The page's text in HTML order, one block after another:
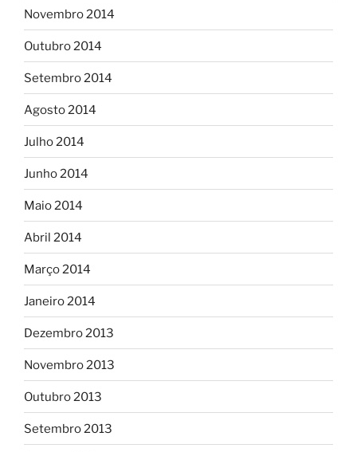
Novembro 2014
Outubro 2014
Setembro 2014
Agosto 2014
Julho 2014
Junho 2014
Maio 2014
Abril 2014
Março 2014
Janeiro 2014
Dezembro 2013
Novembro 2013
Outubro 2013
Setembro 2013